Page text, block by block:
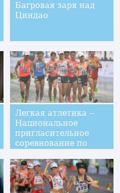
Багровая заря над
Циндао
Легкая атлетика --
Национальное
пригласительное
соревнование по
Цзиньчжоу: обзор